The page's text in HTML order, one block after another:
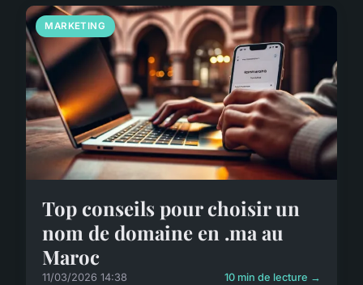
MARKETING
Top conseils pour choisir un
nom de domaine en .ma au
Maroc
11/03/2026 14:38 10 min de lecture →